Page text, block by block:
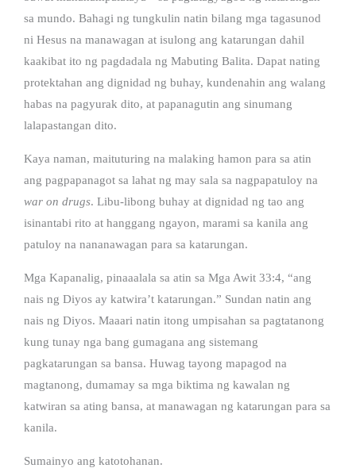
sa mundo. Bahagi ng tungkulin natin bilang mga tagasunod
ni Hesus na manawagan at isulong ang katarungan dahil
kaakibat ito ng pagdadala ng Mabuting Balita. Dapat nating
protektahan ang dignidad ng buhay, kundenahin ang walang
habas na pagyurak dito, at papanagutin ang sinumang
lalapastangan dito.
Kaya naman, maituturing na malaking hamon para sa atin
ang pagpapanagot sa lahat ng may sala sa nagpapatuloy na
war on drugs. Libu-libong buhay at dignidad ng tao ang
isinantabi rito at hanggang ngayon, marami sa kanila ang
patuloy na nananawagan para sa katarungan.
Mga Kapanalig, pinaaalala sa atin sa Mga Awit 33:4, “ang
nais ng Diyos ay katwira’t katarungan.” Sundan natin ang
nais ng Diyos. Maaari natin itong umpisahan sa pagtatanong
kung tunay nga bang gumagana ang sistemang
pagkatarungan sa bansa. Huwag tayong mapagod na
magtanong, dumamay sa mga biktima ng kawalan ng
katwiran sa ating bansa, at manawagan ng katarungan para sa
kanila.
Sumainyo ang katotohanan.